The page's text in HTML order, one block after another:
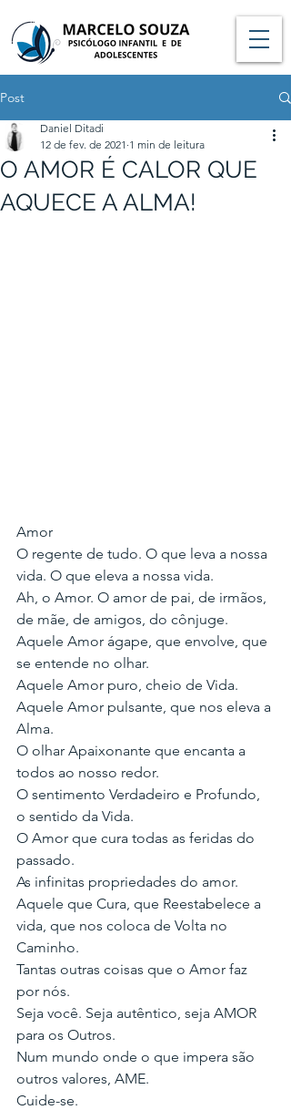
Post
O AMOR É CALOR QUE
AQUECE A ALMA!
Daniel Ditadi
12 de fev. de 2021 1 min de leitura
Amor
O regente de tudo. O que leva a nossa
vida. O que eleva a nossa vida.
Ah, o Amor. O amor de pai, de irmãos,
de mãe, de amigos, do cônjuge.
Aquele Amor ágape, que envolve, que
se entende no olhar.
Aquele Amor puro, cheio de Vida.
Aquele Amor pulsante, que nos eleva a
Alma.
O olhar Apaixonante que encanta a
todos ao nosso redor.
O sentimento Verdadeiro e Profundo,
o sentido da Vida.
O Amor que cura todas as feridas do
passado.
As infinitas propriedades do amor.
Aquele que Cura, que Reestabelece a
vida, que nos coloca de Volta no
Caminho.
Tantas outras coisas que o Amor faz
por nós.
Seja você. Seja autêntico, seja AMOR
para os Outros.
Num mundo onde o que impera são
outros valores, AME.
Cuide-se.